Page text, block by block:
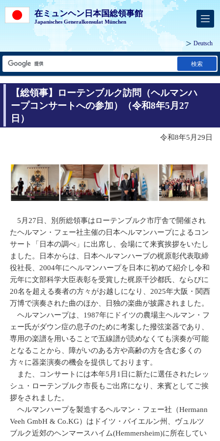
在ミュンヘン日本国総領事館
Japanisches Generalkonsulat München
Deutsch
検索
【総領事】ローテンブルク訪問（ヘルマンハ
ープコンサートへの参加）（令和8年5月27
日）
令和8年5月29日
5月27日、別所総領事はローテンブルク市庁舎で開催され
たヘルマン・フェー社主催の日本ヘルマンハープによるコン
サート「日本の調べ」に出席し、会場にて来賓挨拶をいたし
ました。日本からは、日本ヘルマンハープの梶原彰代表取締
役社長、2004年にヘルマンハープを日本に初めて紹介し令和
元年に文部科学大臣表彰を受賞した梶原千沙都氏、ならびに
20名を超える奏者の方々がお越しになり、2025年大阪・関西
万博で演奏された曲のほか、日独の楽曲が披露されました。
ヘルマンハープは、1987年にドイツの農場主ヘルマン・フ
ェー氏がダウン症の息子のために考案した撥弦楽器であり、
専用の楽譜を用いることで五線譜が読めなくても演奏が可能
となることから、障がいのある方や高齢の方を含む多くの
方々に器楽演奏の機会を提供しております。
また、コンサートには本年5月1日に新たに選任されたレッ
シュ・ローテンブルク市長もご出席になり、来賓としてご挨
拶をされました。
ヘルマンハープを製造するヘルマン・フェー社（Hermann
Veeh GmbH & Co.KG）はドイツ・バイエルン州、ヴュルツ
ブルク近郊のヘンマースハイム(Hemmersheim)に所在してい